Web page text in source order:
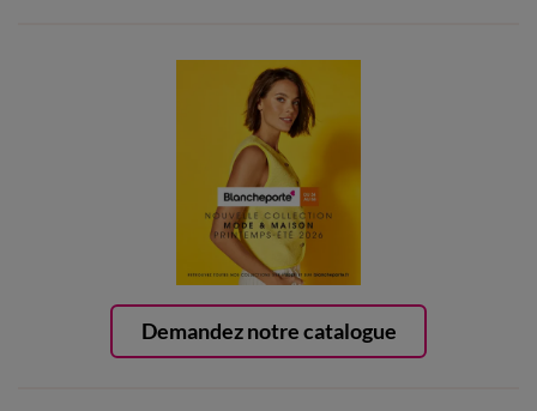
Demandez notre catalogue